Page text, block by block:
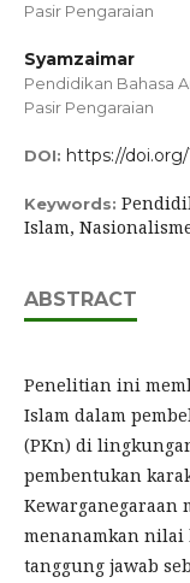
Pasir Pengaraian
Syamzaimar
Pendidikan Bahasa
Pasir Pengaraian
DOI: https://
Keywords:
Islam,
ABSTRACT
Penelitian ini
Islam dalam
(PKn) di
pembentukan
Kewarganegaraan
menanamkan nilai
tanggung jawab